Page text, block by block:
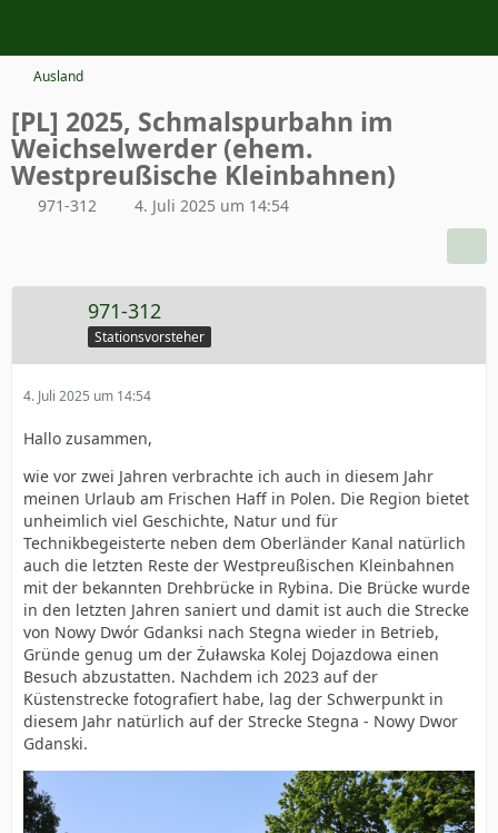
Ausland
[PL] 2025, Schmalspurbahn im
Weichselwerder (ehem.
Westpreußische Kleinbahnen)
971-312 4. Juli 2025 um 14:54
971-312
Stationsvorsteher
4. Juli 2025 um 14:54
Hallo zusammen,
wie vor zwei Jahren verbrachte ich auch in diesem Jahr
meinen Urlaub am Frischen Haff in Polen. Die Region bietet
unheimlich viel Geschichte, Natur und für
Technikbegeisterte neben dem Oberländer Kanal natürlich
auch die letzten Reste der Westpreußischen Kleinbahnen
mit der bekannten Drehbrücke in Rybina. Die Brücke wurde
in den letzten Jahren saniert und damit ist auch die Strecke
von Nowy Dwór Gdanksi nach Stegna wieder in Betrieb,
Gründe genug um der Żuławska Kolej Dojazdowa einen
Besuch abzustatten. Nachdem ich 2023 auf der
Küstenstrecke fotografiert habe, lag der Schwerpunkt in
diesem Jahr natürlich auf der Strecke Stegna - Nowy Dwor
Gdanski.